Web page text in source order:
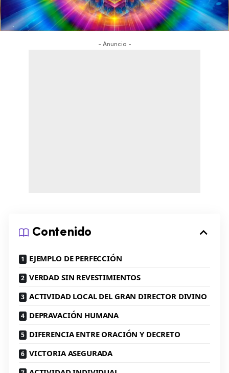
- Anuncio -
Contenido
EJEMPLO DE PERFECCIÓN
VERDAD SIN REVESTIMIENTOS
ACTIVIDAD LOCAL DEL GRAN DIRECTOR DIVINO
DEPRAVACIÓN HUMANA
DIFERENCIA ENTRE ORACIÓN Y DECRETO
VICTORIA ASEGURADA